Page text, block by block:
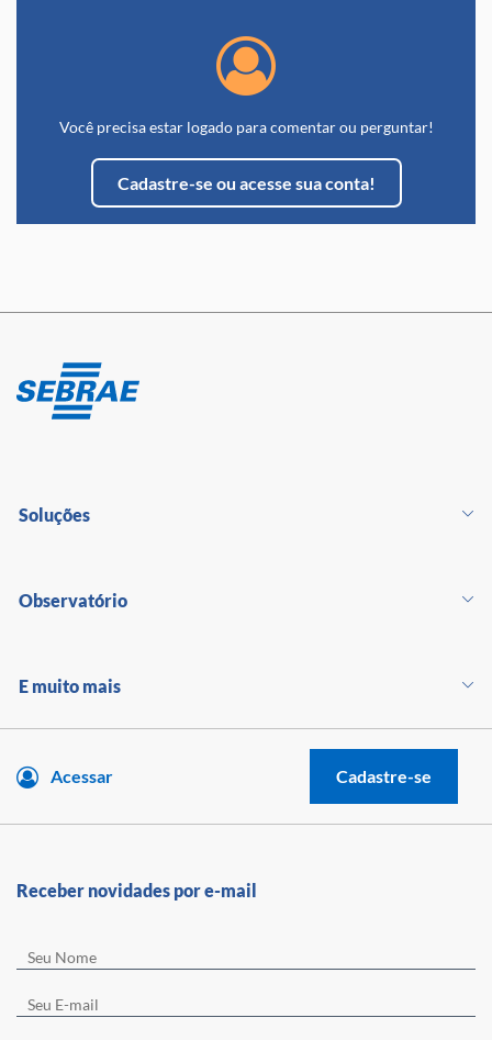
Você precisa estar logado para comentar ou perguntar!
Cadastre-se ou acesse sua conta!
Soluções
Observatório
E muito mais
Acessar Cadastre-se
Receber novidades por e-mail